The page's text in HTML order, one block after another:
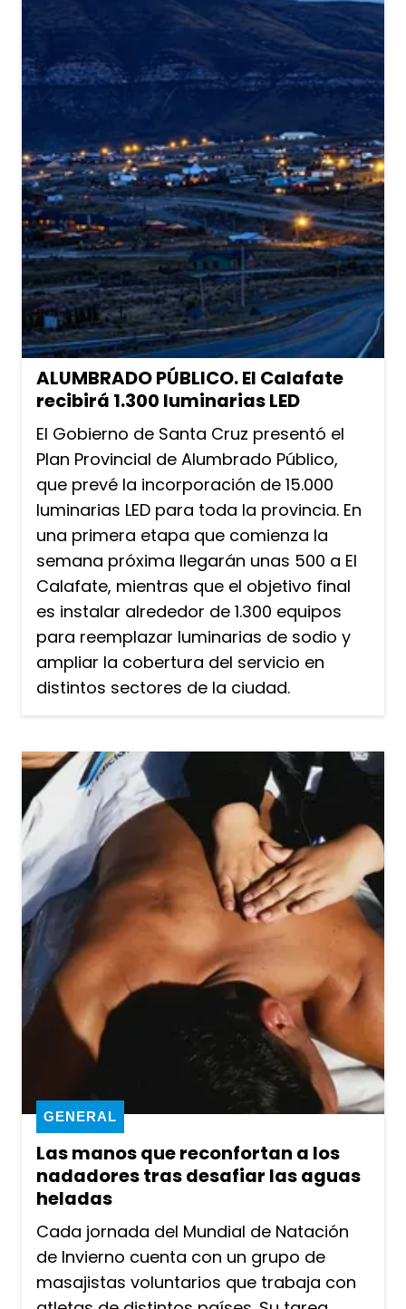
ALUMBRADO PÚBLICO. El Calafate
recibirá 1.300 luminarias LED
El Gobierno de Santa Cruz presentó el
Plan Provincial de Alumbrado Público,
que prevé la incorporación de 15.000
luminarias LED para toda la provincia. En
una primera etapa que comienza la
semana próxima llegarán unas 500 a El
Calafate, mientras que el objetivo final
es instalar alrededor de 1.300 equipos
para reemplazar luminarias de sodio y
ampliar la cobertura del servicio en
distintos sectores de la ciudad.
Las manos que reconfortan a los
nadadores tras desafiar las aguas
heladas
GENERAL
Cada jornada del Mundial de Natación
de Invierno cuenta con un grupo de
masajistas voluntarios que trabaja con